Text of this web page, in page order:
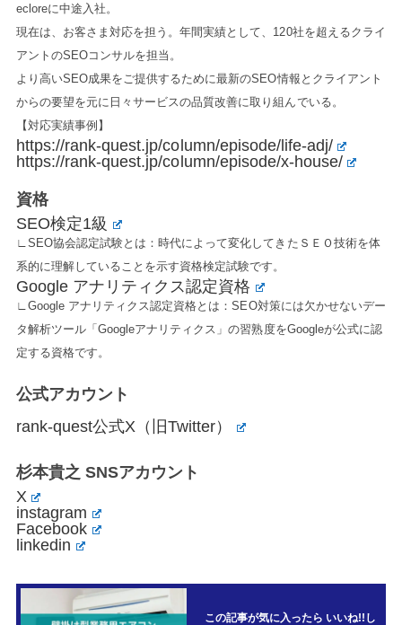
ecloreに中途入社。
現在は、お客さま対応を担う。年間実績として、120社を超えるクライ
アントのSEOコンサルを担当。
より高いSEO成果をご提供するために最新のSEO情報とクライアント
からの要望を元に日々サービスの品質改善に取り組んでいる。
【対応実績事例】
https://rank-quest.jp/column/episode/life-adj/
https://rank-quest.jp/column/episode/x-house/
資格
SEO検定1級
∟SEO協会認定試験とは：時代によって変化してきたＳＥＯ技術を体
系的に理解していることを示す資格検定試験です。
Google アナリティクス認定資格
∟Google アナリティクス認定資格とは：SEO対策には欠かせないデー
タ解析ツール「Googleアナリティクス」の習熟度をGoogleが公式に認
定する資格です。
公式アカウント
rank-quest公式X（旧Twitter）
杉本貴之 SNSアカウント
X
instagram
Facebook
linkedin
この記事が気に入ったら いいね!!し